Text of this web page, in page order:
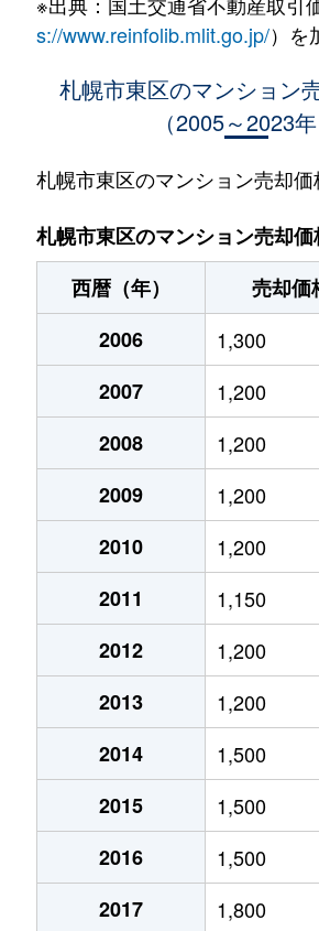
北６条東
3,400万円 東
3,700万円 東
北６条東
3,400万円 東
北７条東
4,900万円 札
北７条東
3,500万円 東
北８条東
1,200万円
北８条東
1,400万円
北８条東
390万円
北８条東
390万円
北８条東
300万円
北８条東
3,000万円
北８条東
2,600万円
北９条東
3,400万円
北１０条東
1,800万円
北１０条東
1,900万円
北１２条東
1,800万円
北１２条東
2,700万円
s://www.reinfolib.mlit.go.jp/）を
札幌市東区のマンション
（2005～2023年
札幌市東区のマンション売却価
札幌市東区のマンション売却
西暦（年）
売却価
2006
1,300
2007
1,200
2008
1,200
2009
1,200
2010
1,200
2011
1,150
2012
1,200
2013
1,200
2014
1,500
2015
1,500
2016
1,500
2017
1,800